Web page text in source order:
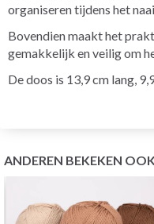
organiseren tijdens het
Bovendien maakt het
gemakkelijk en veilig om
De doos is 13,9 cm lang,
ANDEREN BEKEKEN OOK